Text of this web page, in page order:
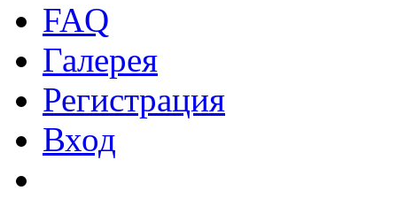
FAQ
Галерея
Регистрация
Вход